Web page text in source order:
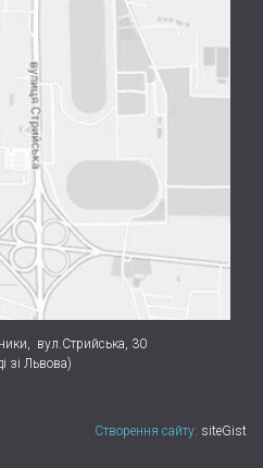
вул.Стрийська, 30
зі Львова)
Створення сайту: siteGist